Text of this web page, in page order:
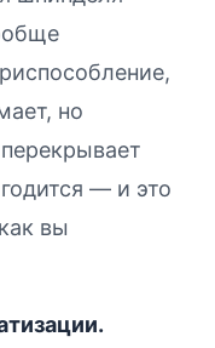
но
— и это
вы